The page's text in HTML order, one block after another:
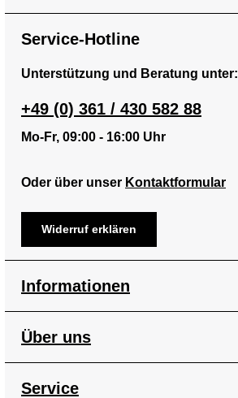
Service-Hotline
Unterstützung und Beratung unter:
+49 (0) 361 / 430 582 88
Mo-Fr, 09:00 - 16:00 Uhr
Oder über unser Kontaktformular
Widerruf erklären
Informationen
Über uns
Service